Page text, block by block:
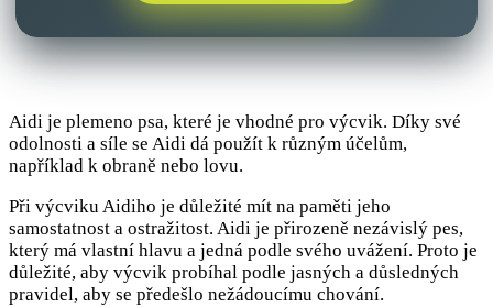
Aidi je plemeno psa, které je vhodné pro výcvik. Díky své
odolnosti a síle se Aidi dá použít k různým účelům,
například k obraně nebo lovu.
Při výcviku Aidiho je důležité mít na paměti jeho
samostatnost a ostražitost. Aidi je přirozeně nezávislý pes,
který má vlastní hlavu a jedná podle svého uvážení. Proto je
důležité, aby výcvik probíhal podle jasných a důsledných
pravidel, aby se předešlo nežádoucímu chování.